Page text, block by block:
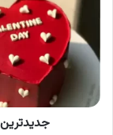
ولنتاین
عاشقانه
و